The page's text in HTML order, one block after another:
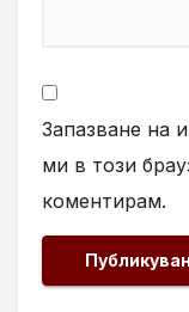
Запазване на
ми в този
коментирам.